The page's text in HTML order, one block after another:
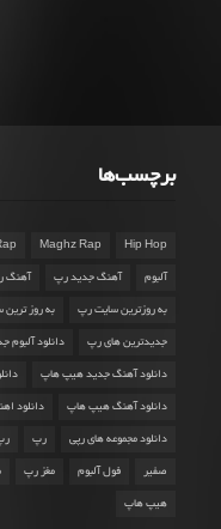
برچسب‌ها
Hip Hop
Maghz Rap
آلبوم آهنگ جدید رپ آهنگ
به روزترین سایت رپ به روز ترین
جدیدترین های رپ دانلود آلبوم
دانلود آهنگ جدید هیپ هاپ
دانلود آهنگ هیپ هاپ دانلود
دانلود مجموعه های رپی رپ
صفیر فول آلبوم مغز رپ
هیپ هاپ